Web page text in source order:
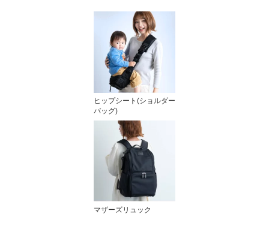
ヒップシート(ショルダー
バッグ)
マザーズリュック